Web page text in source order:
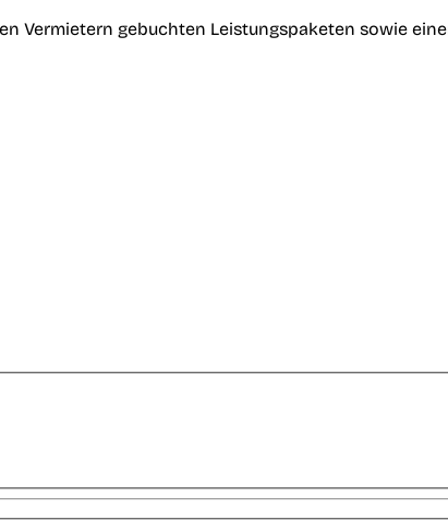
Vermietern gebuchten Leistungspaketen sowie